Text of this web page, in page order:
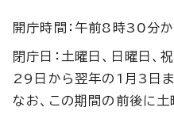
開庁時間：午前8時30分
閉庁日：土曜日、日曜日、
29日から翌年の1月3日ま
なお、この期間の前後に